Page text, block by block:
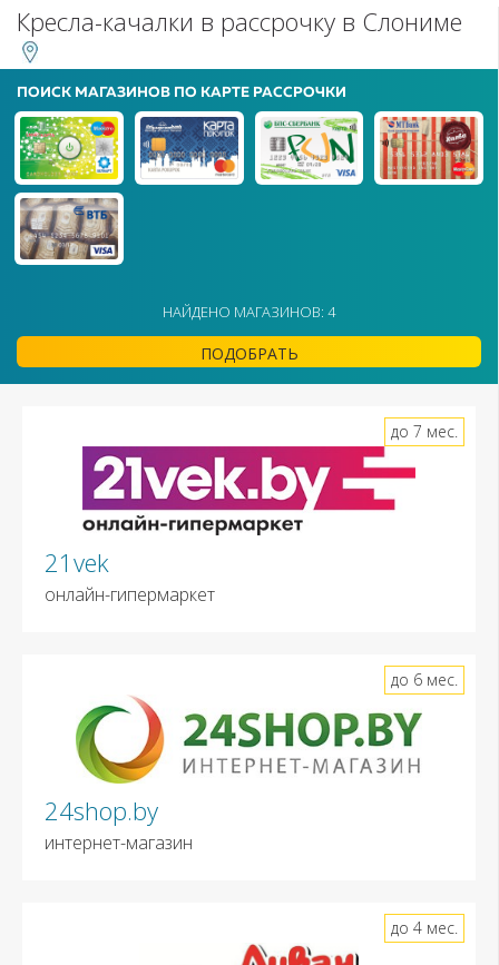
Кресла-качалки в рассрочку в Слониме
ПОИСК МАГАЗИНОВ ПО КАРТЕ РАССРОЧКИ
НАЙДЕНО МАГАЗИНОВ: 4
ПОДОБРАТЬ
21vek
онлайн-гипермаркет
до 7 мес.
24shop.by
интернет-магазин
до 6 мес.
до 4 мес.